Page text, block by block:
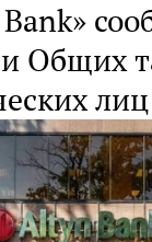
Общих
лиц